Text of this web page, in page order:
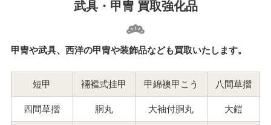
武具・甲冑 買取強化品
甲冑や武具、西洋の甲冑や装飾品なども買取いたします。
短甲 裲襠式挂甲 甲綿襖甲こう 八間草摺
四間草摺 胴丸 大袖付胴丸 大鎧